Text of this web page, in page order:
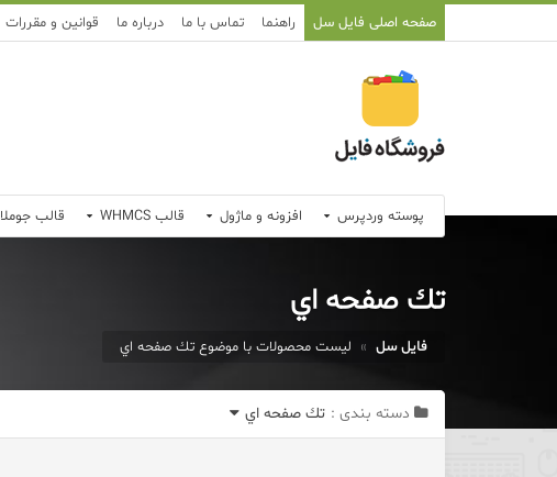
صفحه اصلی فایل سل راهنما تماس با ما درباره ما قوانین و مقررات
پوسته وردپرس افزونه و ماژول قالب WHMCS قالب جوملا
تك صفحه اي
فایل سل » لیست محصولات با موضوع تك صفحه اي
دسته بندی : تك صفحه اي